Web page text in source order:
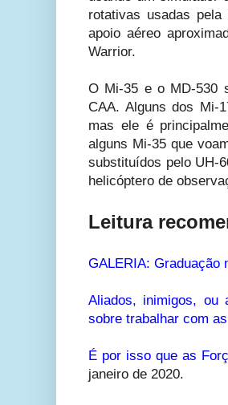
rotativas usadas
apoio aéreo
Warrior.
O Mi-35 e o MD-530
CAA. Alguns dos Mi-
mas ele é
alguns Mi-35 que
substituídos pelo UH-
helicóptero de
Leitura
GALERIA: Graduação
Aliados, inimigos, ou
sobre trabalhar com
É por isso que as
janeiro de 2020.